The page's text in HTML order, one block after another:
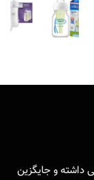
داشته و جایگزین